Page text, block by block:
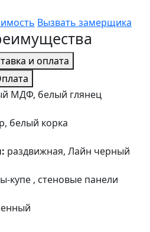
Вызвать замерщика
и оплата
МДФ, белый глянец
белый корка
раздвижная, Лайн черный
купе , стеновые панели